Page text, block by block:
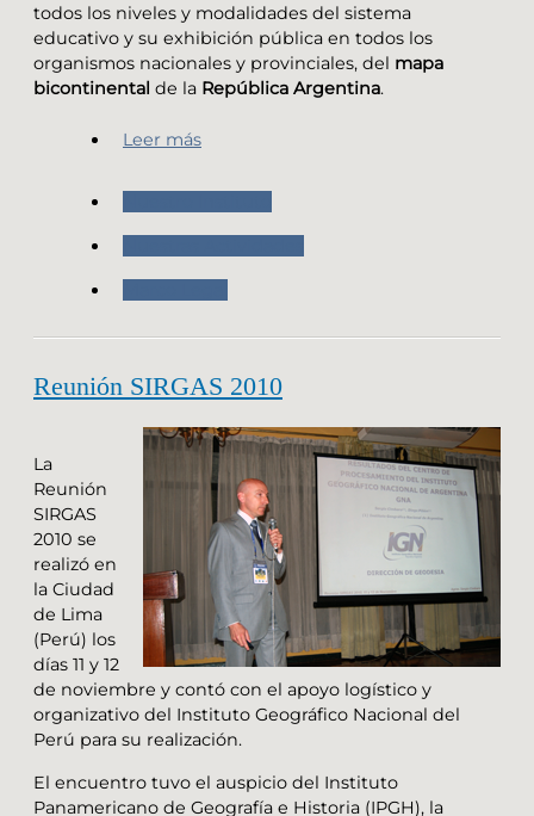
todos los niveles y modalidades del sistema
educativo y su exhibición pública en todos los
organismos nacionales y provinciales, del mapa
bicontinental de la República Argentina.
Leer más
Reunión SIRGAS 2010
La
Reunión
SIRGAS
2010 se
realizó en
la Ciudad
de Lima
(Perú) los
días 11 y 12
de noviembre y contó con el apoyo logístico y
organizativo del Instituto Geográfico Nacional del
Perú para su realización.
El encuentro tuvo el auspicio del Instituto
Panamericano de Geografía e Historia (IPGH), la